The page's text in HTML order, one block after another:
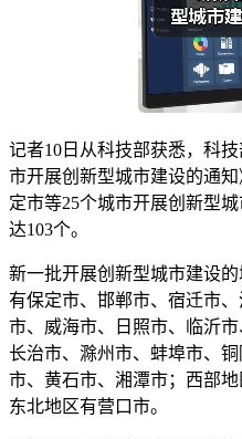
记者10日从科技部获悉，科
市开展创新型城市建设的通
定市等25个城市开展创新型
达103个。
新一批开展创新型城市建设
有保定市、邯郸市、宿迁市
市、威海市、日照市、临沂
长治市、滁州市、蚌埠市、
市、黄石市、湘潭市；西部
东北地区有营口市。